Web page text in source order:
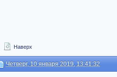
Наверх
Четверг, 10 января 2019, 13:41:32